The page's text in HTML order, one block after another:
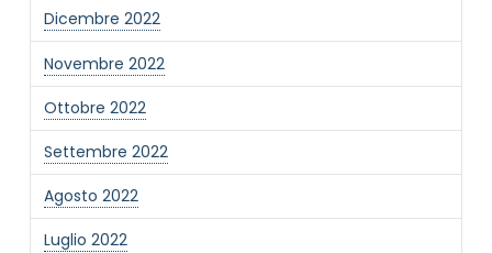
Dicembre 2022
Novembre 2022
Ottobre 2022
Settembre 2022
Agosto 2022
Luglio 2022